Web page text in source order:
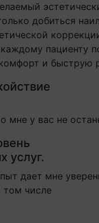
добиться
каждому пациенту
и быструю
мне у вас не
услуг.
дает мне
том числе